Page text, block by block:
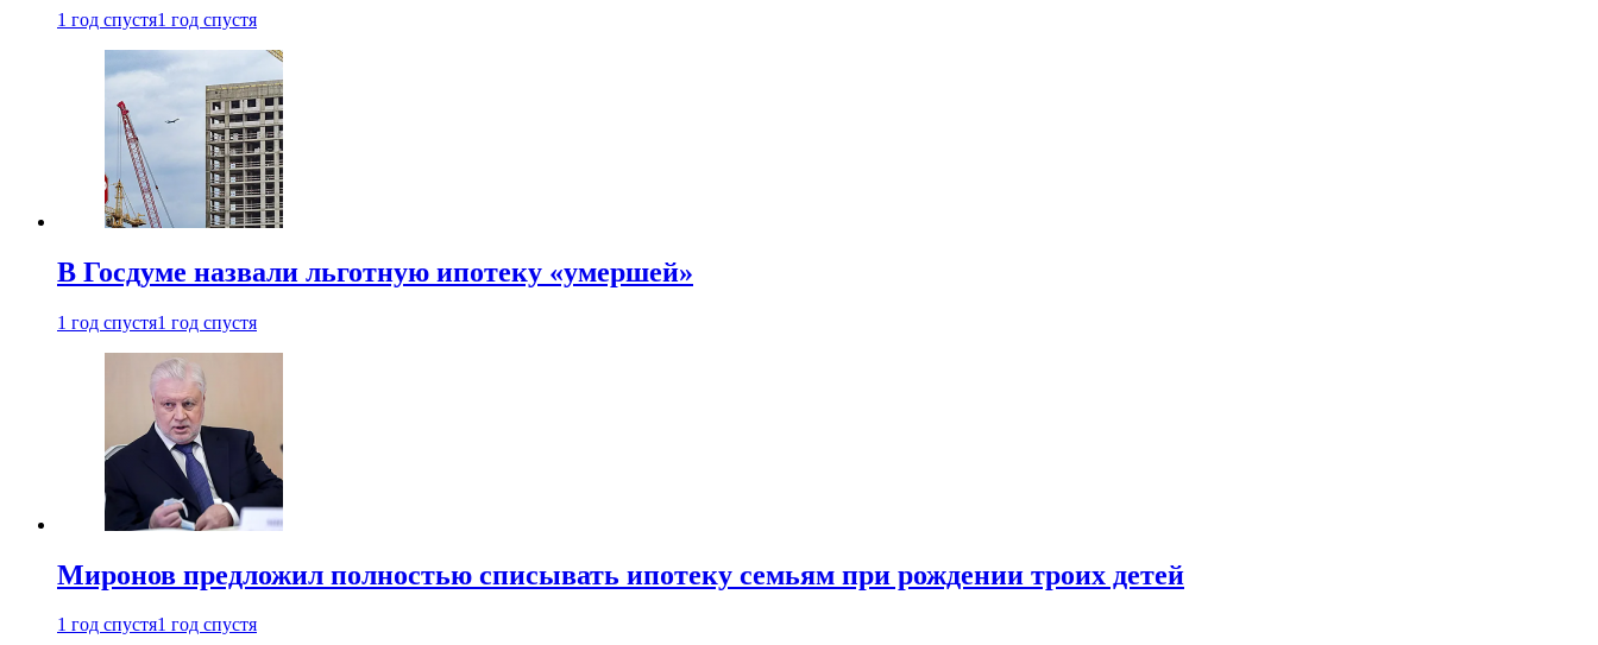
1 год спустя1 год спустя
В Госдуме назвали льготную ипотеку «умершей»
1 год спустя1 год спустя
Миронов предложил полностью списывать ипотеку семьям при рождении троих детей
1 год спустя1 год спустя